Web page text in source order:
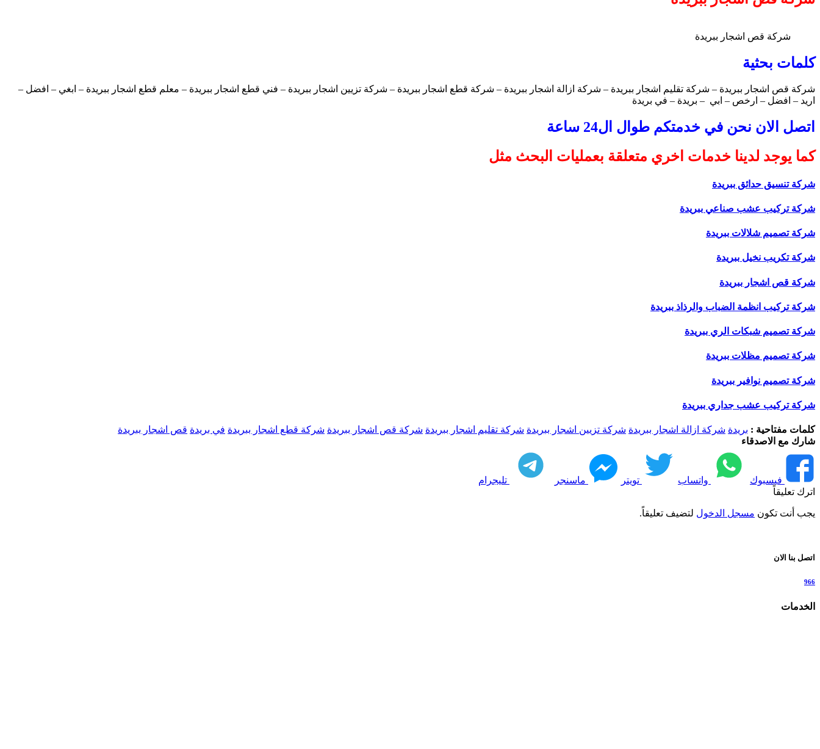
شركة قص اشجار ببريدة
كلمات بحثية
شركة قص اشجار ببريدة – شركة تقليم اشجار ببريدة – شركة ازالة اشجار ببريدة – شركة قطع اشجار ببريدة – شركة تزيين اشجار ببريدة – فني قطع اشجار ببريدة – معلم قطع اشجار ببريدة – ابغي – افضل –
اريد – افضل – ارخص – ابي – بريدة – في بريدة
اتصل الان نحن في خدمتكم طوال ال24 ساعة
كما يوجد لدينا خدمات اخري متعلقة بعمليات البحث مثل
شركة تنسيق حدائق ببريدة
شركة تركيب عشب صناعي ببريدة
شركة تصميم شلالات ببريدة
شركة تكريب نخيل ببريدة
شركة قص اشجار ببريدة
شركة تركيب انظمة الضباب والرذاذ ببريدة
شركة تصميم شبكات الري ببريدة
شركة تصميم مظلات ببريدة
شركة تصميم نوافير ببريدة
شركة تركيب عشب جداري ببريدة
كلمات مفتاحية : بريدة شركة ازالة اشجار ببريدة شركة تزيين اشجار ببريدة شركة تقليم اشجار ببريدة شركة قص اشجار ببريدة شركة قطع اشجار ببريدة في بريدة قص اشجار ببريدة
شارك مع الاصدقاء
فيسبوك واتساب تويتر ماسنجر
تليجرام
اترك تعليقاً
يجب أنت تكون مسجل الدخول لتضيف تعليقاً.
اتصل بنا الان
966
الخدمات